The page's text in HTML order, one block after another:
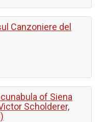
Canzoniere del
of Siena
Scholderer,